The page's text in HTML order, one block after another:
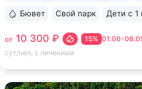
01.06-
15%
от 10 300 ₽
сут/чел, с лечением
Бювет Свой парк Дети с 1
ещё 6